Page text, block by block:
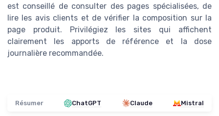
est conseillé de consulter des pages spécialisées, de
lire les avis clients et de vérifier la composition sur la
page produit. Privilégiez les sites qui affichent
clairement les apports de référence et la dose
journalière recommandée.
Résumer ChatGPT Claude Mistral